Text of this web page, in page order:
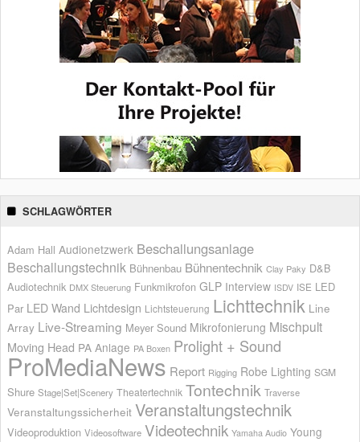
SCHLAGWÖRTER
Adam Hall Audionetzwerk Beschallungsanlage
Beschallungstechnik Bühnenbau Bühnentechnik Clay Paky D&B
Audiotechnik DMX Steuerung Funkmikrofon GLP Interview ISDV ISE LED
Par LED Wand Lichtdesign Lichtsteuerung Lichttechnik Line
Array Live-Streaming Meyer Sound Mikrofonierung Mischpult
Moving Head PA Anlage PA Boxen Prolight + Sound
ProMediaNews Report Rigging Robe Lighting SGM
Shure Stage|Set|Scenery Theatertechnik Tontechnik Traverse
Veranstaltungssicherheit Veranstaltungstechnik
Videoproduktion Videosoftware Videotechnik Yamaha Audio Young